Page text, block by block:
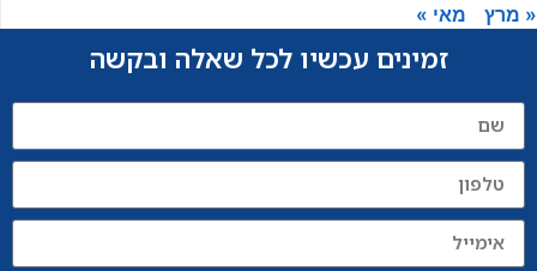
« מרץ מאי »
זמינים עכשיו לכל שאלה ובקשה